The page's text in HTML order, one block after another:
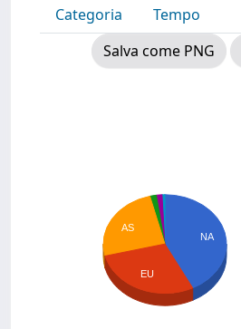
Categoria
Tempo
Salva come PNG
NA
AS
EU